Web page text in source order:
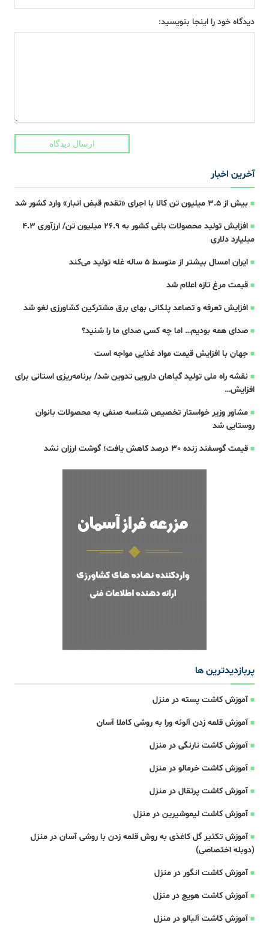
دیدگاه خود را اینجا بنویسید:
ارسال دیدگاه
آخرین اخبار
بیش از ۳.۵ میلیون تن کالا با اجرای «تقدم قبض انبار» وارد کشور شد
افزایش تولید محصولات باغی کشور به ۲۶.۹ میلیون تن/ ارزآوری ۴.۳
میلیارد دلاری
ایران امسال بیشتر از متوسط 5 ساله غله تولید می‌کند
قیمت مرغ تازه اعلام شد
افزایش تعرفه و تصاعد پلکانی بهای برق مشترکین کشاورزی لغو شد
صدای همه بودیم… اما چه کسی صدای ما را شنید؟
جهان با افزایش قیمت مواد غذایی مواجه است
نقشه راه ملی تولید گیاهان دارویی تدوین شد/ برنامه‌ریزی استانی برای
افزایش…
مشاور وزیر خواستار تخصیص شناسه صنفی به محصولات بانوان
روستایی شد
قیمت گوسفند زنده 30 درصد کاهش یافت؛ گوشت ارزان نشد
پربازدیدترین ها
آموزش کاشت پسته در منزل
آموزش قلمه زدن آلوئه ورا به روشی کاملا آسان
آموزش کاشت نارنگی در منزل
آموزش کاشت خرمالو در منزل
آموزش کاشت پرتقال در منزل
آموزش کاشت لیموشیرین در منزل
آموزش تکثیر گل کاغذی به روش قلمه زدن با روشی آسان در منزل
(دوبله اختصاصی)
آموزش کاشت انگور در منزل
آموزش کاشت هویچ در منزل
آموزش کاشت آلبالو در منزل